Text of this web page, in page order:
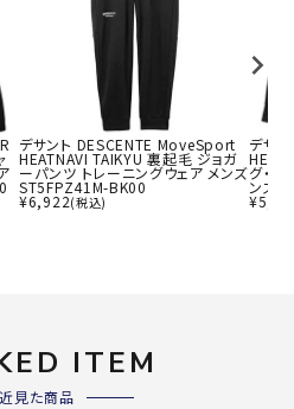
デサント DESCENTE MoveSport
HEATNAVI TAIKYU 裏起毛 ジョガ
ーパンツ トレーニングウェア メンズ
ST5FPZ41M-BK00
¥6,922(税込)
デサ
グ・
ンズ
¥
ITEM
見た商品